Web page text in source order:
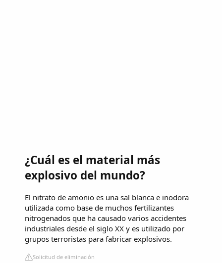
¿Cuál es el material más
explosivo del mundo?
El nitrato de amonio es una sal blanca e inodora
utilizada como base de muchos fertilizantes
nitrogenados que ha causado varios accidentes
industriales desde el siglo XX y es utilizado por
grupos terroristas para fabricar explosivos.
Solicitud de eliminación